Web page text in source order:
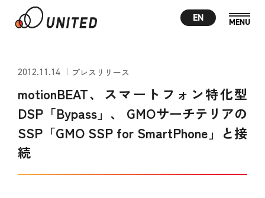
EN
2012.11.14 プレスリリース
motionBEAT、スマートフォン特化型
DSP「Bypass」、 GMOサーチテリアの
SSP「GMO SSP for SmartPhone」と接
続